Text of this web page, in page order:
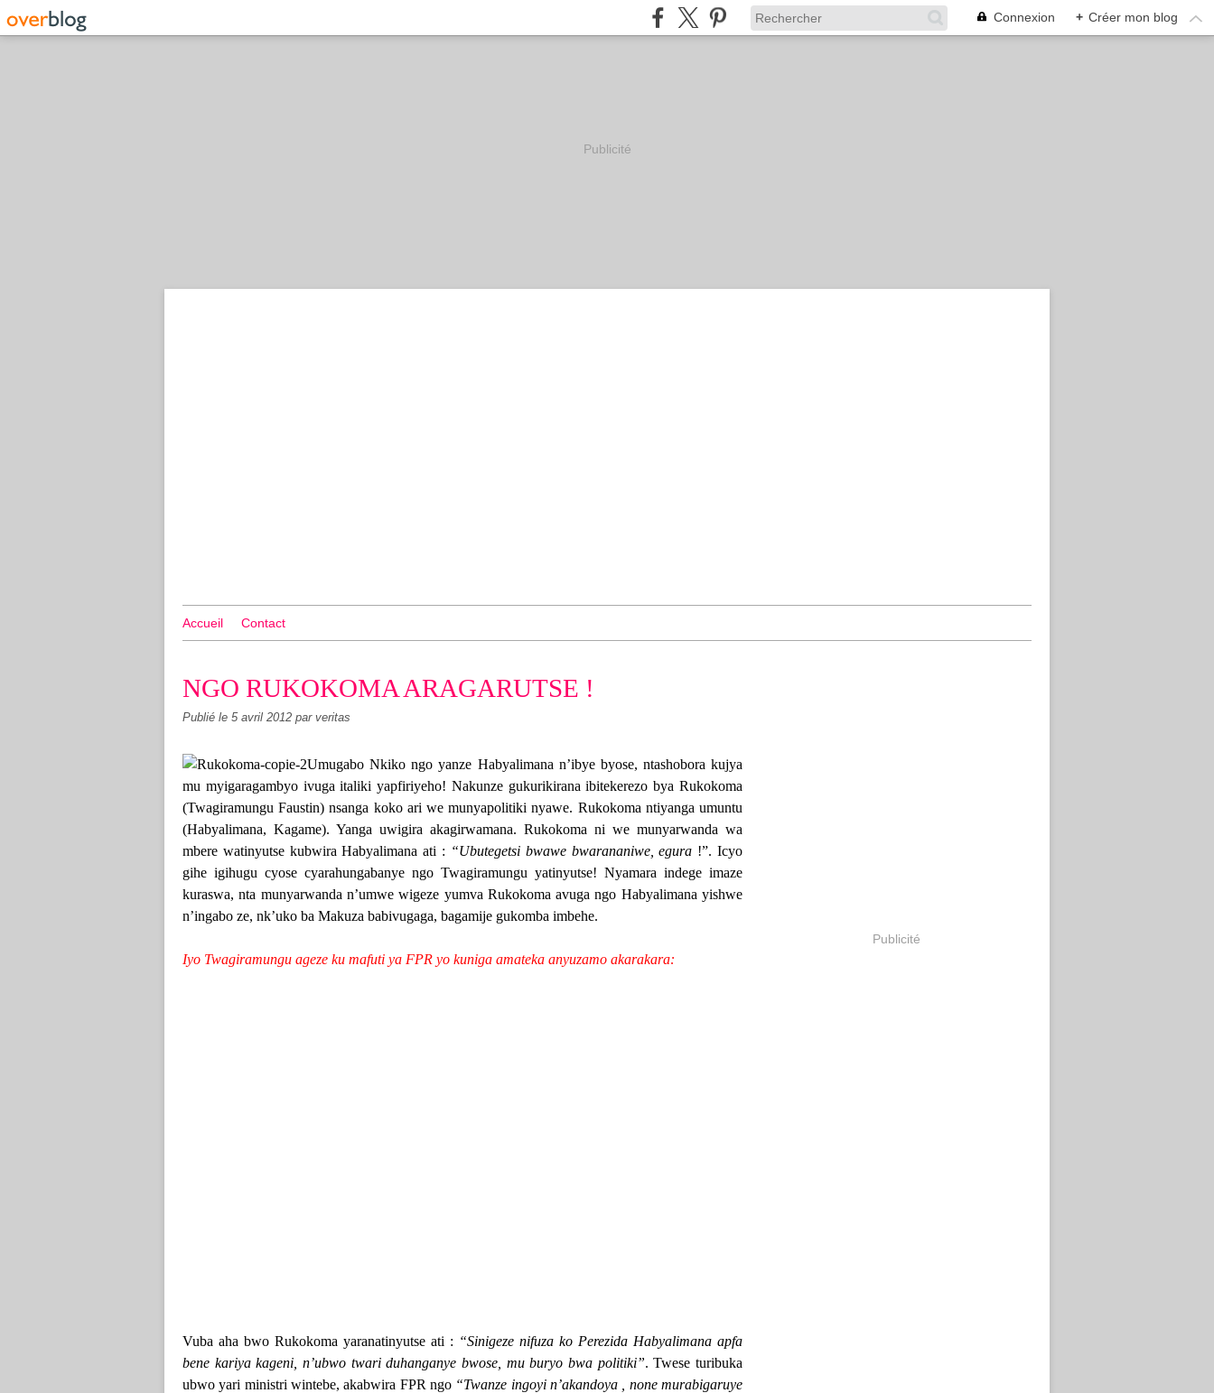
Connexion + Créer mon blog
Publicité
Accueil Contact
NGO RUKOKOMA ARAGARUTSE !
Publié le 5 avril 2012 par veritas
Umugabo Nkiko ngo yanze Habyalimana n’ibye byose, ntashobora kujya
mu myigaragambyo ivuga italiki yapfiriyeho! Nakunze gukurikirana ibitekerezo bya Rukokoma
(Twagiramungu Faustin) nsanga koko ari we munyapolitiki nyawe. Rukokoma ntiyanga umuntu
(Habyalimana, Kagame). Yanga uwigira akagirwamana. Rukokoma ni we munyarwanda wa
mbere watinyutse kubwira Habyalimana ati : “Ubutegetsi bwawe bwarananiwe, egura !”. Icyo
gihe igihugu cyose cyarahungabanye ngo Twagiramungu yatinyutse! Nyamara indege imaze
kuraswa, nta munyarwanda n’umwe wigeze yumva Rukokoma avuga ngo Habyalimana yishwe
n’ingabo ze, nk’uko ba Makuza babivugaga, bagamije gukomba imbehe.
Iyo Twagiramungu ageze ku mafuti ya FPR yo kuniga amateka anyuzamo akarakara:
Vuba aha bwo Rukokoma yaranatinyutse ati : “Sinigeze nifuza ko Perezida Habyalimana apfa
bene kariya kageni, n’ubwo twari duhanganye bwose, mu buryo bwa politiki”. Twese turibuka
ubwo yari ministri wintebe, akabwira FPR ngo “Twanze ingoyi n’akandoya , none murabigaruye
Publicité